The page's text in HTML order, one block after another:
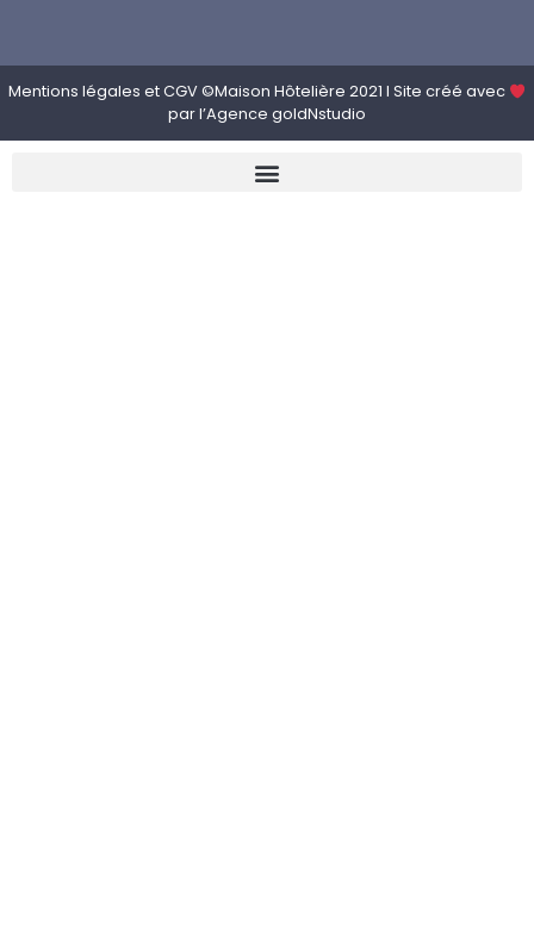
Mentions légales etCGV©Maison Hôtelière 2021 I Site créé avec
par l’Agence goldNstudio